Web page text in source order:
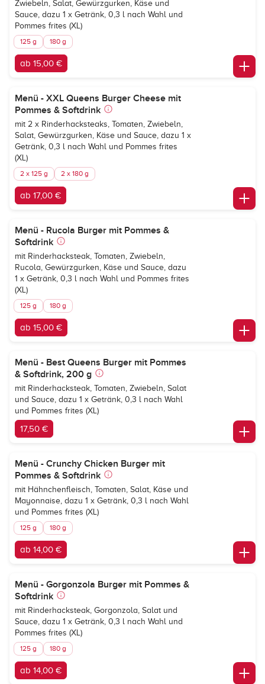
Zwiebeln, Salat, Gewürzgurken, Käse und
Sauce, dazu 1 x Getränk, 0,3 l nach Wahl und
Pommes frites (XL)
125 g 180 g
ab 15,00 €
Menü - XXL Queens Burger Cheese mit
Pommes & Softdrink
mit 2 x Rinderhacksteaks, Tomaten, Zwiebeln,
Salat, Gewürzgurken, Käse und Sauce, dazu 1 x
Getränk, 0,3 l nach Wahl und Pommes frites
(XL)
2 x 125 g 2 x 180 g
ab 17,00 €
Menü - Rucola Burger mit Pommes &
Softdrink
mit Rinderhacksteak, Tomaten, Zwiebeln,
Rucola, Gewürzgurken, Käse und Sauce, dazu
1 x Getränk, 0,3 l nach Wahl und Pommes frites
(XL)
125 g 180 g
ab 15,00 €
Menü - Best Queens Burger mit Pommes
& Softdrink, 200 g
mit Rinderhacksteak, Tomaten, Zwiebeln, Salat
und Sauce, dazu 1 x Getränk, 0,3 l nach Wahl
und Pommes frites (XL)
17,50 €
Menü - Crunchy Chicken Burger mit
Pommes & Softdrink
mit Hähnchenfleisch, Tomaten, Salat, Käse und
Mayonnaise, dazu 1 x Getränk, 0,3 l nach Wahl
und Pommes frites (XL)
125 g 180 g
ab 14,00 €
Menü - Gorgonzola Burger mit Pommes &
Softdrink
mit Rinderhacksteak, Gorgonzola, Salat und
Sauce, dazu 1 x Getränk, 0,3 l nach Wahl und
Pommes frites (XL)
125 g 180 g
ab 14,00 €